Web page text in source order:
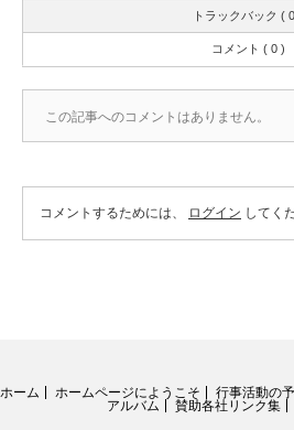
トラックバック (
コメント ( 0 )
この記事へのコメントはありません。
コメントするためには、 ログイン してく
ホーム ホームページにようこそ 行事活動の
アルバム
賛助各社リンク集